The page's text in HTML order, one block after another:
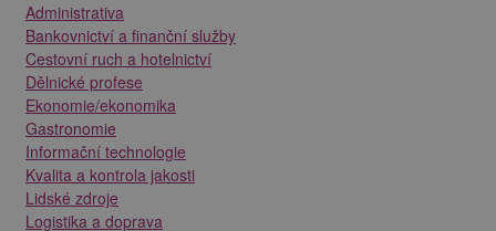
Administrativa
Bankovnictví a finanční služby
Cestovní ruch a hotelnictví
Dělnické profese
Ekonomie/ekonomika
Gastronomie
Informační technologie
Kvalita a kontrola jakosti
Lidské zdroje
Logistika a doprava